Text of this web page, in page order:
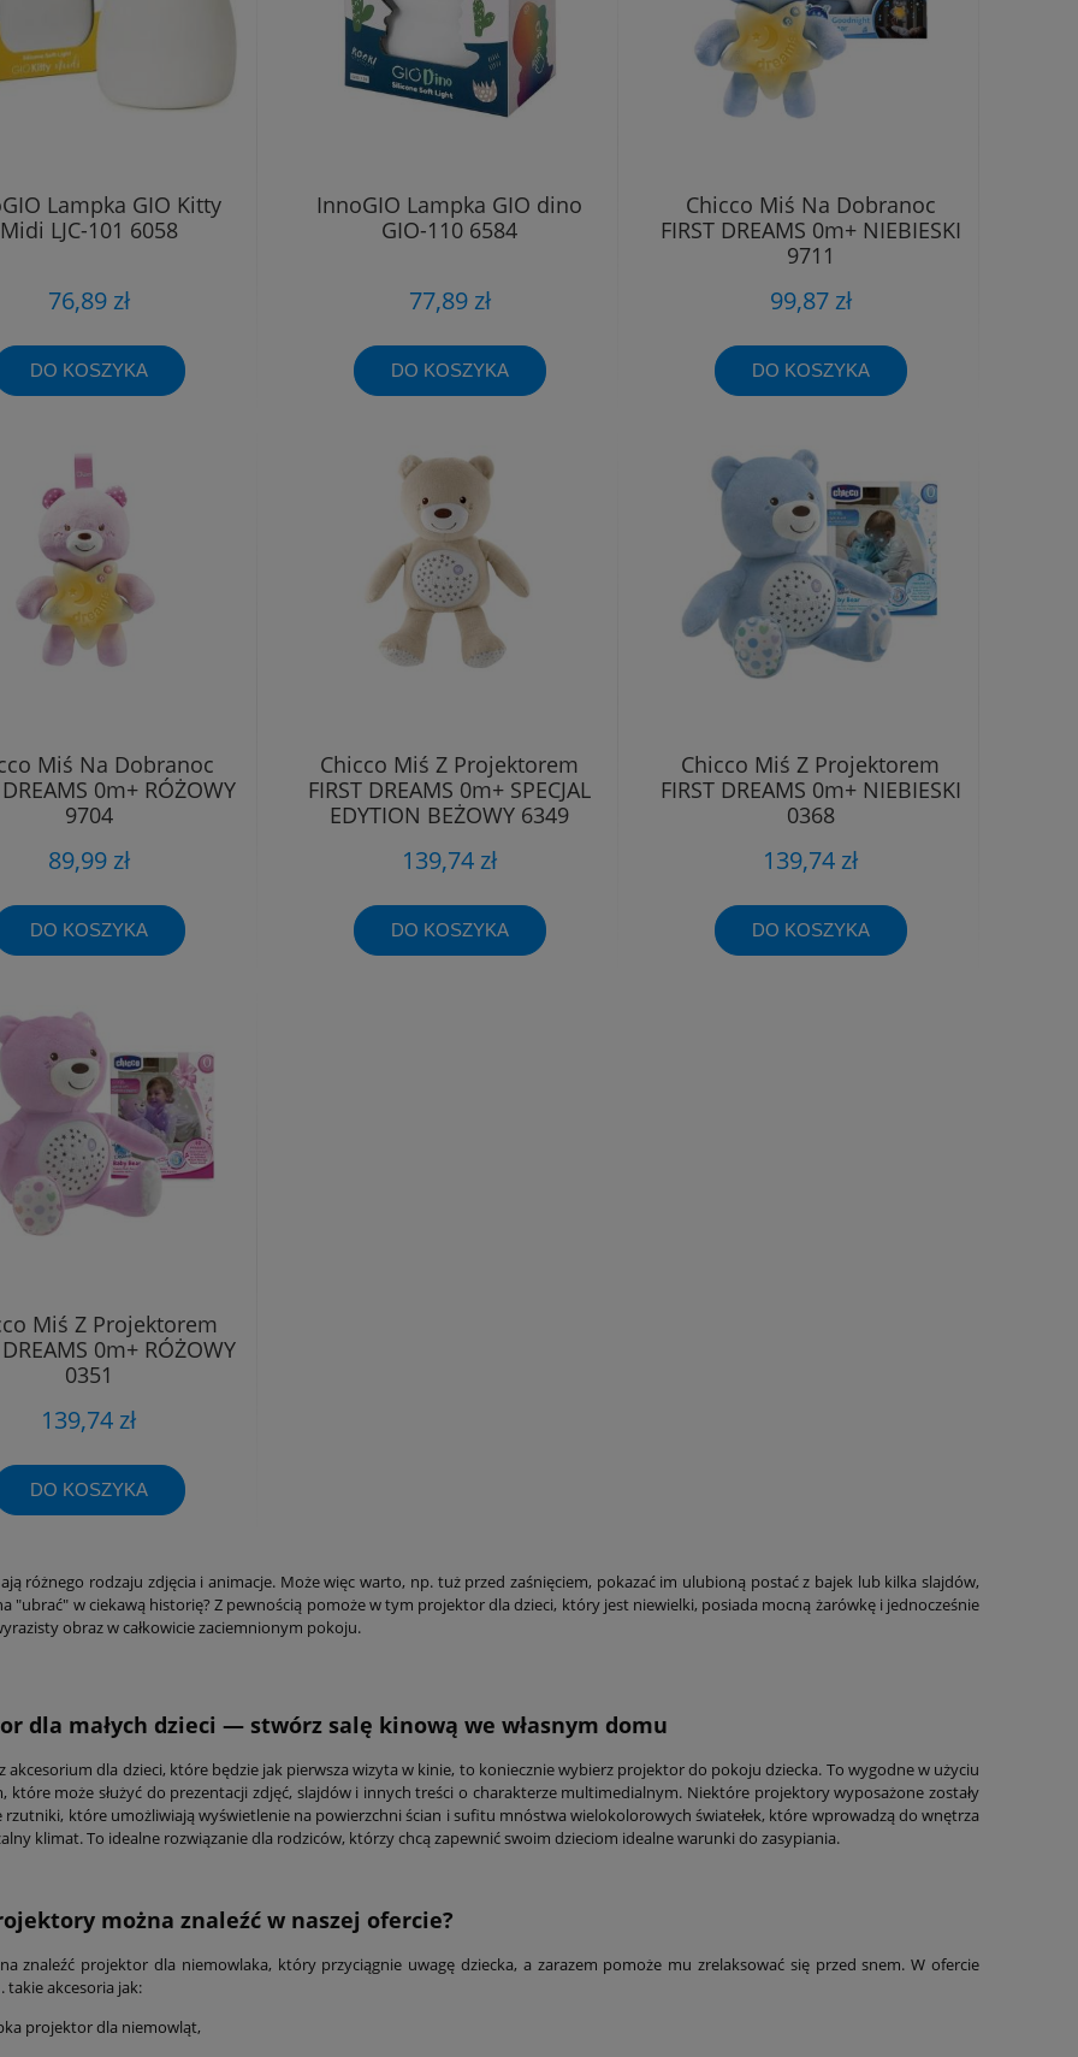
Lampka GIO Kitty
Midi LJC-101 6058
76,89 zł
DO KOSZYKA
InnoGIO Lampka GIO dino
GIO-110 6584
77,89 zł
DO KOSZYKA
Chicco Miś Na Dobranoc
FIRST DREAMS 0m+ NIEBIESKI
9711
99,87 zł
DO KOSZYKA
Miś Na Dobranoc
0m+ RÓŻOWY
9704
89,99 zł
DO KOSZYKA
Chicco Miś Z Projektorem
FIRST DREAMS 0m+ SPECJAL
EDYTION BEŻOWY 6349
139,74 zł
DO KOSZYKA
Chicco Miś Z Projektorem
FIRST DREAMS 0m+ NIEBIESKI
0368
139,74 zł
DO KOSZYKA
Miś Z Projektorem
0m+ RÓŻOWY
0351
139,74 zł
DO KOSZYKA
różnego rodzaju zdjęcia i animacje. Może więc warto, np. tuż przed zaśnięciem, pokazać im ulubioną postać z bajek lub kilka slajdów,
"ubrać" w ciekawą historię? Z pewnością pomoże w tym projektor dla dzieci, który jest niewielki, posiada mocną żarówkę i jednocześnie
obraz w całkowicie zaciemnionym pokoju.
dla małych dzieci — stwórz salę kinową we własnym domu
akcesorium dla dzieci, które będzie jak pierwsza wizyta w kinie, to koniecznie wybierz projektor do pokoju dziecka. To wygodne w użyciu
które może służyć do prezentacji zdjęć, slajdów i innych treści o charakterze multimedialnym. Niektóre projektory wyposażone zostały
rzutniki, które umożliwiają wyświetlenie na powierzchni ścian i sufitu mnóstwa wielokolorowych światełek, które wprowadzą do wnętrza
klimat. To idealne rozwiązanie dla rodziców, którzy chcą zapewnić swoim dzieciom idealne warunki do zasypiania.
można znaleźć w naszej ofercie?
znaleźć projektor dla niemowlaka, który przyciągnie uwagę dziecka, a zarazem pomoże mu zrelaksować się przed snem. W ofercie
takie akcesoria jak:
projektor dla niemowląt,